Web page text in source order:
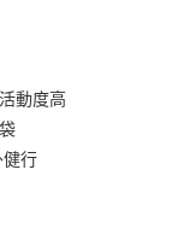
含以上)免運費
含以上)免運費
動度高
健行